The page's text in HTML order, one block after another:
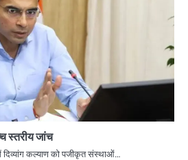
स्तरीय जांच
दिव्यांग कल्याण को पजीकृत संस्थाओं…